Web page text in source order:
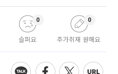
슬퍼요
0
추가취재 원해요
0